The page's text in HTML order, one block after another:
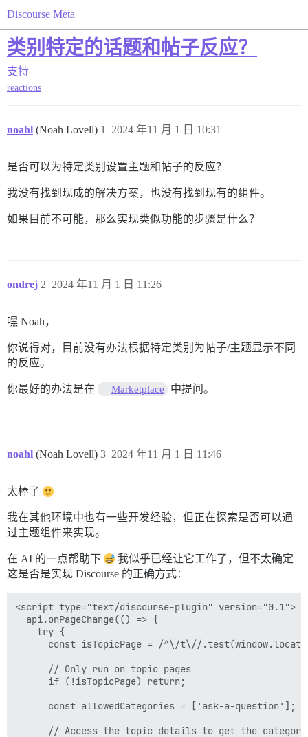
Discourse Meta
类别特定的话题和帖子反应？
支持
reactions
noahl (Noah Lovell) 2024 年11 月 1 日 10:31
1
是否可以为特定类别设置主题和帖子的反应？
我没有找到现成的解决方案，也没有找到现有的组件。
如果目前不可能，那么实现类似功能的步骤是什么？
ondrej 2024 年11 月 1 日 11:26
2
嘿 Noah，
你说得对，目前没有办法根据特定类别为帖子/主题显示不同
的反应。
你最好的办法是在 Marketplace 中提问。
noahl (Noah Lovell) 2024 年11 月 1 日 11:46
3
太棒了
我在其他环境中也有一些开发经验，但正在探索是否可以通
过主题组件来实现。
在 AI 的一点帮助下
我似乎已经让它工作了，但不太确定
这是否是实现 Discourse 的正确方式：
<script type="text/discourse-plugin" version="0.1">
  api.onPageChange(() => {
    try {
const isTopicPage = /^\/t\//
      // Only run on topic pages
      if (!isTopicPage) return;
const allowedCategories = ['ask-a-question'];
// Access the topic details to get the